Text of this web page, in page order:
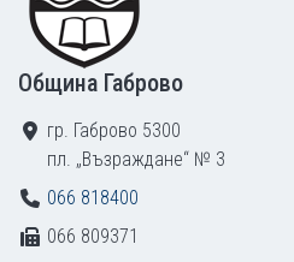
Община Габрово
гр. Габрово 5300
пл. „Възраждане“ № 3
066 818400
066 809371